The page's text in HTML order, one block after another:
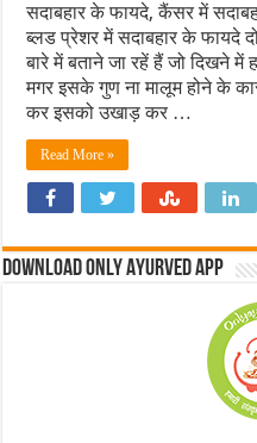
सदाबहार के फायदे, कैंसर में
ब्लड प्रेशर में सदाबहार के
बारे में बताने जा रहें हैं जो दिखने में
मगर इसके गुण ना मालूम होने के
कर इसको उखाड़ कर …
Read More »
Download Only Ayurved App